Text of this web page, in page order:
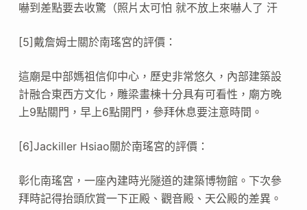
嚇到差點要去收驚（照片太可怕 就不放上來嚇人了 汗
[5]戴詹姆士關於南瑤宮的評價：
這廟是中部媽祖信仰中心，歷史非常悠久，內部建築設
計融合東西方文化，雕梁畫棟十分具有可看性，廟方晚
上9點關門，早上6點開門，參拜休息要注意時間。
[6]Jackiller Hsiao關於南瑤宮的評價：
彰化南瑤宮，一座內建時光隧道的建築博物館。下次參
拜時記得抬頭欣賞一下正殿、觀音殿、天公殿的差異。